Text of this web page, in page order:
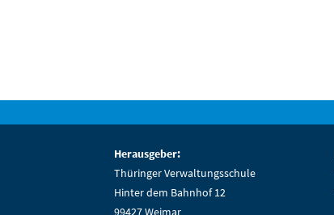
Herausgeber:
Thüringer Verwaltungsschule
Hinter dem Bahnhof 12
99427 Weimar